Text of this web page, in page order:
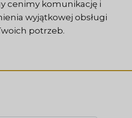
cenimy komunikację i
wyjątkowej obsługi
potrzeb.